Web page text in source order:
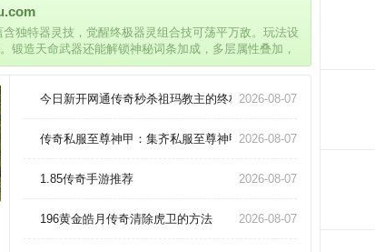
独特器灵技，觉醒终极器灵组合技可荡平万敌。玩法设
锻造天命武器还能解锁神秘词条加成，多层属性叠加，
今日新开网通传奇秒杀祖玛教主的终极奥义2026-08-07
传奇私服至尊神甲：集齐私服至尊神甲套装，突破战力极限
2026-08-07
1.85传奇手游推荐 2026-08-07
196黄金皓月传奇清除虎卫的方法 2026-08-07